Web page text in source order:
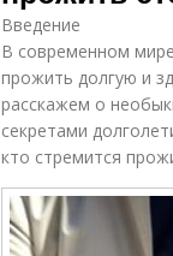
Введение
В современном
прожить долгую и
расскажем о
секретами
кто стремится